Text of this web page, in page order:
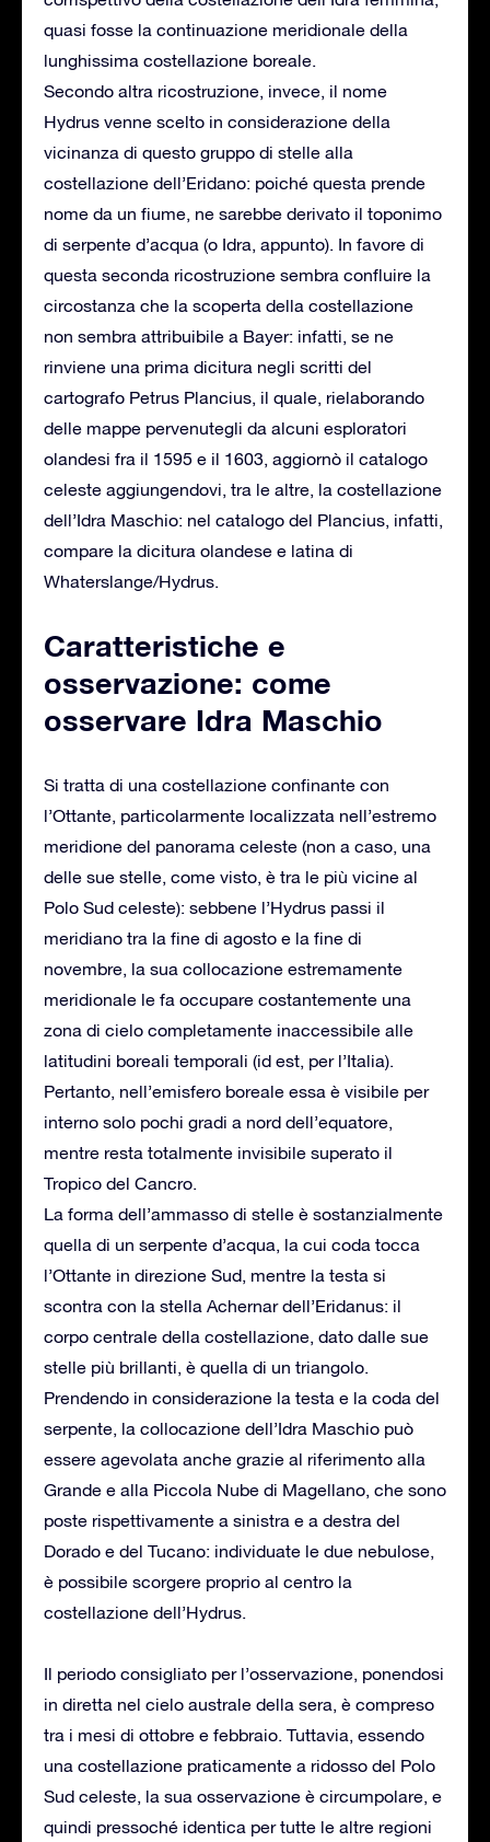
quasi fosse la continuazione meridionale della
lunghissima costellazione boreale.
Secondo altra ricostruzione, invece, il nome
Hydrus venne scelto in considerazione della
vicinanza di questo gruppo di stelle alla
costellazione dell’Eridano: poiché questa prende
nome da un fiume, ne sarebbe derivato il toponimo
di serpente d’acqua (o Idra, appunto). In favore di
questa seconda ricostruzione sembra confluire la
circostanza che la scoperta della costellazione
non sembra attribuibile a Bayer: infatti, se ne
rinviene una prima dicitura negli scritti del
cartografo Petrus Plancius, il quale, rielaborando
delle mappe pervenutegli da alcuni esploratori
olandesi fra il 1595 e il 1603, aggiornò il catalogo
celeste aggiungendovi, tra le altre, la costellazione
dell’Idra Maschio: nel catalogo del Plancius, infatti,
compare la dicitura olandese e latina di
Whaterslange/Hydrus.
Caratteristiche e
osservazione: come
osservare Idra Maschio
Si tratta di una costellazione confinante con
l’Ottante, particolarmente localizzata nell’estremo
meridione del panorama celeste (non a caso, una
delle sue stelle, come visto, è tra le più vicine al
Polo Sud celeste): sebbene l’Hydrus passi il
meridiano tra la fine di agosto e la fine di
novembre, la sua collocazione estremamente
meridionale le fa occupare costantemente una
zona di cielo completamente inaccessibile alle
latitudini boreali temporali (id est, per l’Italia).
Pertanto, nell’emisfero boreale essa è visibile per
interno solo pochi gradi a nord dell’equatore,
mentre resta totalmente invisibile superato il
Tropico del Cancro.
La forma dell’ammasso di stelle è sostanzialmente
quella di un serpente d’acqua, la cui coda tocca
l’Ottante in direzione Sud, mentre la testa si
scontra con la stella Achernar dell’Eridanus: il
corpo centrale della costellazione, dato dalle sue
stelle più brillanti, è quella di un triangolo.
Prendendo in considerazione la testa e la coda del
serpente, la collocazione dell’Idra Maschio può
essere agevolata anche grazie al riferimento alla
Grande e alla Piccola Nube di Magellano, che sono
poste rispettivamente a sinistra e a destra del
Dorado e del Tucano: individuate le due nebulose,
è possibile scorgere proprio al centro la
costellazione dell’Hydrus.
Il periodo consigliato per l’osservazione, ponendosi
in diretta nel cielo australe della sera, è compreso
tra i mesi di ottobre e febbraio. Tuttavia, essendo
una costellazione praticamente a ridosso del Polo
Sud celeste, la sua osservazione è circumpolare, e
quindi pressoché identica per tutte le altre regioni